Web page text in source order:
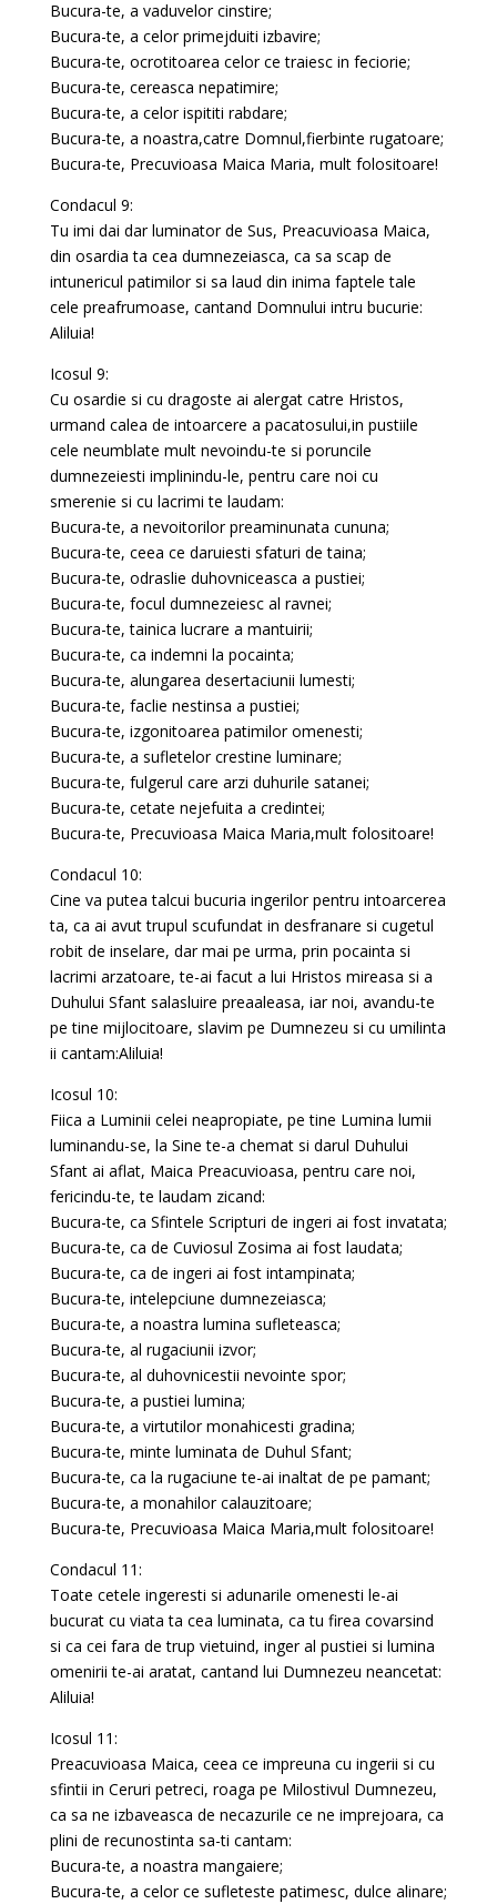
Bucura-te, a vaduvelor cinstire;
Bucura-te, a celor primejduiti izbavire;
Bucura-te, ocrotitoarea celor ce traiesc in feciorie;
Bucura-te, cereasca nepatimire;
Bucura-te, a celor ispititi rabdare;
Bucura-te, a noastra,catre Domnul,fierbinte rugatoare;
Bucura-te, Precuvioasa Maica Maria, mult folositoare!
Condacul 9:
Tu imi dai dar luminator de Sus, Preacuvioasa Maica,
din osardia ta cea dumnezeiasca, ca sa scap de
intunericul patimilor si sa laud din inima faptele tale
cele preafrumoase, cantand Domnului intru bucurie:
Aliluia!
Icosul 9:
Cu osardie si cu dragoste ai alergat catre Hristos,
urmand calea de intoarcere a pacatosului,in pustiile
cele neumblate mult nevoindu-te si poruncile
dumnezeiesti implinindu-le, pentru care noi cu
smerenie si cu lacrimi te laudam:
Bucura-te, a nevoitorilor preaminunata cununa;
Bucura-te, ceea ce daruiesti sfaturi de taina;
Bucura-te, odraslie duhovniceasca a pustiei;
Bucura-te, focul dumnezeiesc al ravnei;
Bucura-te, tainica lucrare a mantuirii;
Bucura-te, ca indemni la pocainta;
Bucura-te, alungarea desertaciunii lumesti;
Bucura-te, faclie nestinsa a pustiei;
Bucura-te, izgonitoarea patimilor omenesti;
Bucura-te, a sufletelor crestine luminare;
Bucura-te, fulgerul care arzi duhurile satanei;
Bucura-te, cetate nejefuita a credintei;
Bucura-te, Precuvioasa Maica Maria,mult folositoare!
Condacul 10:
Cine va putea talcui bucuria ingerilor pentru intoarcerea
ta, ca ai avut trupul scufundat in desfranare si cugetul
robit de inselare, dar mai pe urma, prin pocainta si
lacrimi arzatoare, te-ai facut a lui Hristos mireasa si a
Duhului Sfant salasluire preaaleasa, iar noi, avandu-te
pe tine mijlocitoare, slavim pe Dumnezeu si cu umilinta
ii cantam:Aliluia!
Icosul 10:
Fiica a Luminii celei neapropiate, pe tine Lumina lumii
luminandu-se, la Sine te-a chemat si darul Duhului
Sfant ai aflat, Maica Preacuvioasa, pentru care noi,
fericindu-te, te laudam zicand:
Bucura-te, ca Sfintele Scripturi de ingeri ai fost invatata;
Bucura-te, ca de Cuviosul Zosima ai fost laudata;
Bucura-te, ca de ingeri ai fost intampinata;
Bucura-te, intelepciune dumnezeiasca;
Bucura-te, a noastra lumina sufleteasca;
Bucura-te, al rugaciunii izvor;
Bucura-te, al duhovnicestii nevointe spor;
Bucura-te, a pustiei lumina;
Bucura-te, a virtutilor monahicesti gradina;
Bucura-te, minte luminata de Duhul Sfant;
Bucura-te, ca la rugaciune te-ai inaltat de pe pamant;
Bucura-te, a monahilor calauzitoare;
Bucura-te, Precuvioasa Maica Maria,mult folositoare!
Condacul 11:
Toate cetele ingeresti si adunarile omenesti le-ai
bucurat cu viata ta cea luminata, ca tu firea covarsind
si ca cei fara de trup vietuind, inger al pustiei si lumina
omenirii te-ai aratat, cantand lui Dumnezeu neancetat:
Aliluia!
Icosul 11:
Preacuvioasa Maica, ceea ce impreuna cu ingerii si cu
sfintii in Ceruri petreci, roaga pe Milostivul Dumnezeu,
ca sa ne izbaveasca de necazurile ce ne imprejoara, ca
plini de recunostinta sa-ti cantam:
Bucura-te, a noastra mangaiere;
Bucura-te, a celor ce sufleteste patimesc, dulce alinare;